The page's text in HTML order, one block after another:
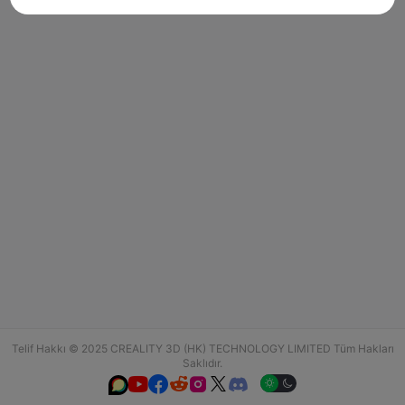
Telif Hakkı © 2025 CREALITY 3D (HK) TECHNOLOGY LIMITED Tüm Hakları
Saklıdır.
  